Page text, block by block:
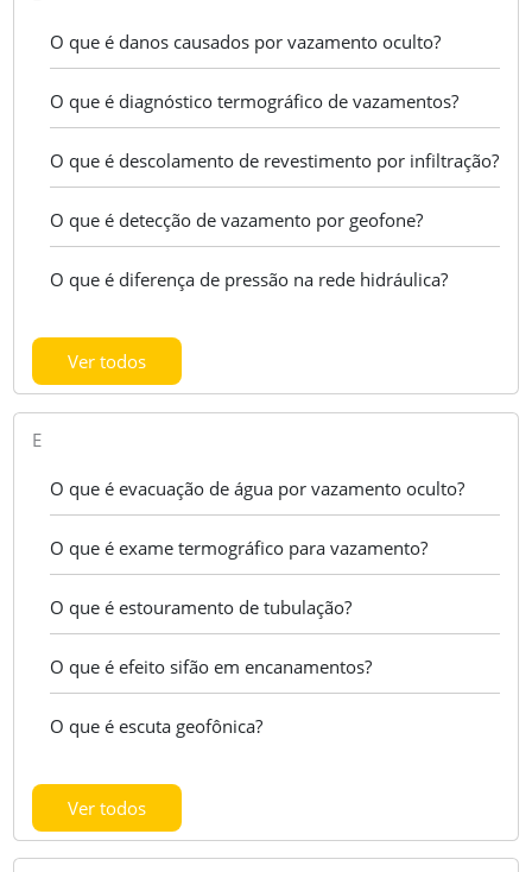
O que é danos causados por vazamento oculto?
O que é diagnóstico termográfico de vazamentos?
O que é descolamento de revestimento por infiltração?
O que é detecção de vazamento por geofone?
O que é diferença de pressão na rede hidráulica?
Ver todos
E
O que é evacuação de água por vazamento oculto?
O que é exame termográfico para vazamento?
O que é estouramento de tubulação?
O que é efeito sifão em encanamentos?
O que é escuta geofônica?
Ver todos